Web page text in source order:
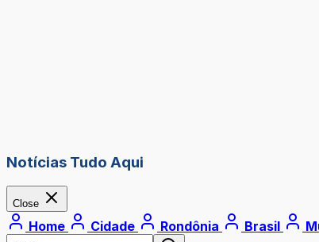
Notícias Tudo Aqui
Close
Home Cidade Rondônia Brasil